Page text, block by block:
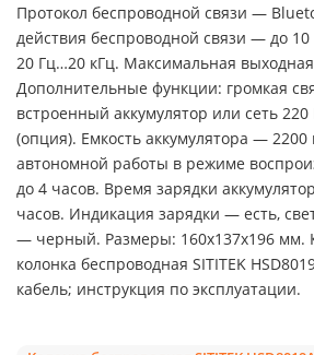
Протокол беспроводной связи —
действия беспроводной связи — до
20 Гц…20 кГц. Максимальная
Дополнительные функции: громкая
встроенный аккумулятор или сеть
(опция). Емкость аккумулятора —
автономной работы в режиме
до 4 часов. Время зарядки
часов. Индикация зарядки — есть,
— черный. Размеры: 160x137x196 мм.
колонка беспроводная SITITEK
кабель; инструкция по эксплуатации.